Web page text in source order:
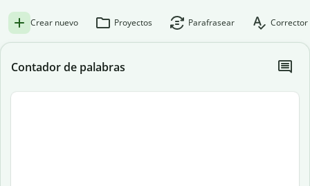
Crear nuevo Proyectos Parafrasear
Contador de palabras